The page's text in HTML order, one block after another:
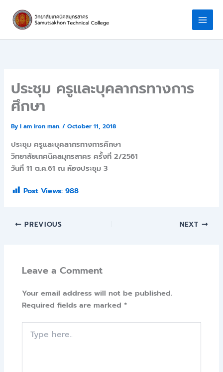
content
ประชุม ครูและบุคลากรทางการ
ศึกษา
ByI am iron man./October 11, 2018
ประชุม ครูและบุคลากรทางการศึกษา
วิทยาลัยเทคนิคสมุทรสาคร ครั้งที่ 2/2561
วันที่ 11 ต.ค.61 ณ ห้องประชุม 3
Post Views: 988
PREVIOUS NEXT
Leave a Comment
Your email address will not be published.
Required fields are marked*
Type
here..